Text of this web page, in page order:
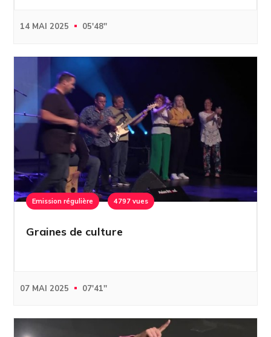
14 MAI 2025 05'48''
Emission régulière 4797 vues
Graines de culture
07 MAI 2025 07'41''